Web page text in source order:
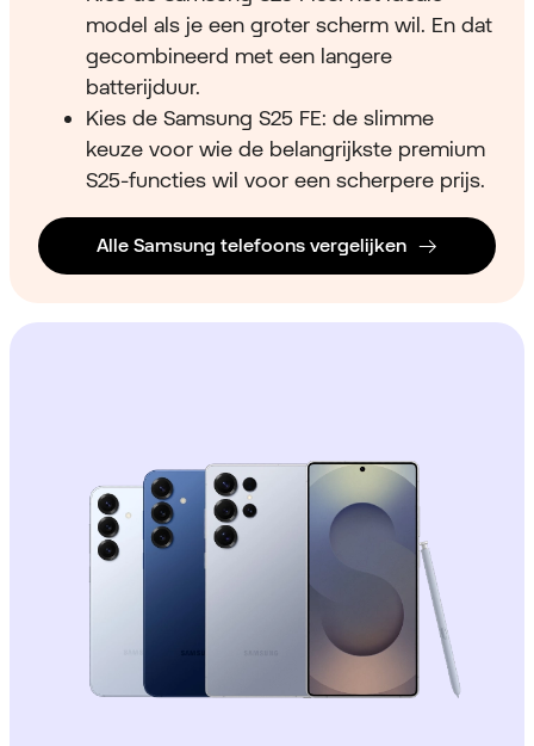
model als je een groter scherm wil. En dat
gecombineerd met een langere
batterijduur.
Kies de Samsung S25 FE: de slimme
keuze voor wie de belangrijkste premium
S25-functies wil voor een scherpere prijs.
Alle Samsung telefoons vergelijken